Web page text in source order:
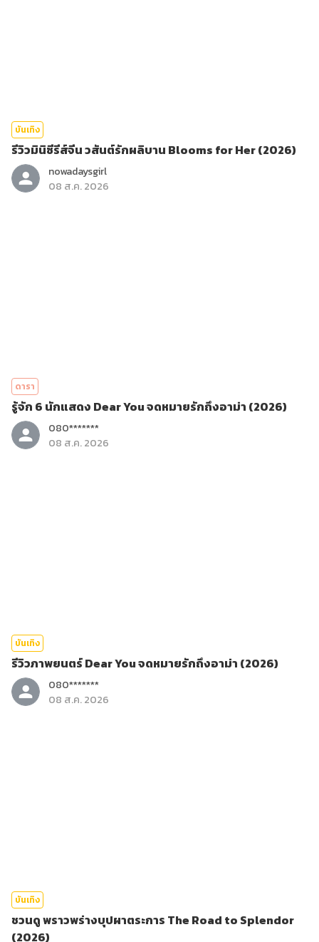
บันเทิง
รีวิวมินิซีรีส์จีน วสันต์รักผลิบาน Blooms for Her (2026)
nowadaysgirl
08 ส.ค. 2026
ดารา
รู้จัก 6 นักแสดง Dear You จดหมายรักถึงอาม่า (2026)
080*******
08 ส.ค. 2026
บันเทิง
รีวิวภาพยนตร์ Dear You จดหมายรักถึงอาม่า (2026)
080*******
08 ส.ค. 2026
บันเทิง
ชวนดู พราวพร่างบุปผาตระการ The Road to Splendor
(2026)